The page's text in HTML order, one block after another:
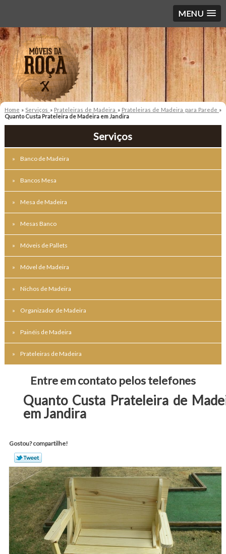
MENU
Home » Serviços » Prateleiras de Madeira » Prateleiras de Madeira para Parede »
Quanto Custa Prateleira de Madeira em Jandira
Serviços
Banco de Madeira
Bancos Mesa
Mesa de Madeira
Mesas Banco
Móveis de Pallets
Móvel de Madeira
Nichos de Madeira
Organizador de Madeira
Painéis de Madeira
Prateleiras de Madeira
Entre em contato pelos telefones
Quanto Custa Prateleira de
em Jandira
Gostou? compartilhe!